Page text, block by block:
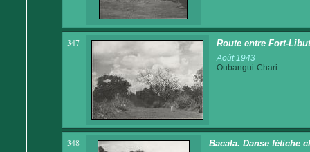
347 Route entre Fort-
Août 1943
Oubangui-Chari
348 Bacala. Danse fétiche